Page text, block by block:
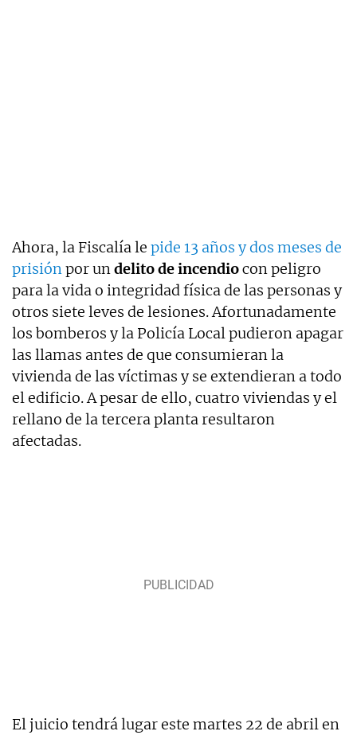
Ahora, la Fiscalía le pide 13 años y dos meses de
prisiónpor undelito de incendiocon peligro
para la vida o integridad física de las personas y
otros siete leves de lesiones. Afortunadamente
los bomberos y la Policía Local pudieron apagar
las llamas antes de que consumieran la
vivienda de las víctimas y se extendieran a todo
el edificio. A pesar de ello, cuatro viviendas y el
rellano de la tercera planta resultaron
afectadas.
El juicio tendrá lugar este martes 22 de abril en